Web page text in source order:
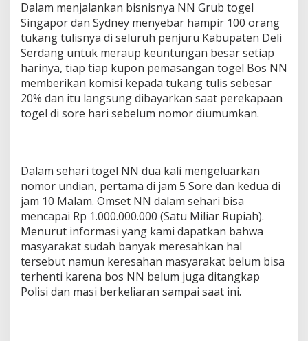
Dalam menjalankan bisnisnya NN Grub togel
Singapor dan Sydney menyebar hampir 100 orang
tukang tulisnya di seluruh penjuru Kabupaten Deli
Serdang untuk meraup keuntungan besar setiap
harinya, tiap tiap kupon pemasangan togel Bos NN
memberikan komisi kepada tukang tulis sebesar
20% dan itu langsung dibayarkan saat perekapaan
togel di sore hari sebelum nomor diumumkan.
Dalam sehari togel NN dua kali mengeluarkan
nomor undian, pertama di jam 5 Sore dan kedua di
jam 10 Malam. Omset NN dalam sehari bisa
mencapai Rp 1.000.000.000 (Satu Miliar Rupiah).
Menurut informasi yang kami dapatkan bahwa
masyarakat sudah banyak meresahkan hal
tersebut namun keresahan masyarakat belum bisa
terhenti karena bos NN belum juga ditangkap
Polisi dan masi berkeliaran sampai saat ini.